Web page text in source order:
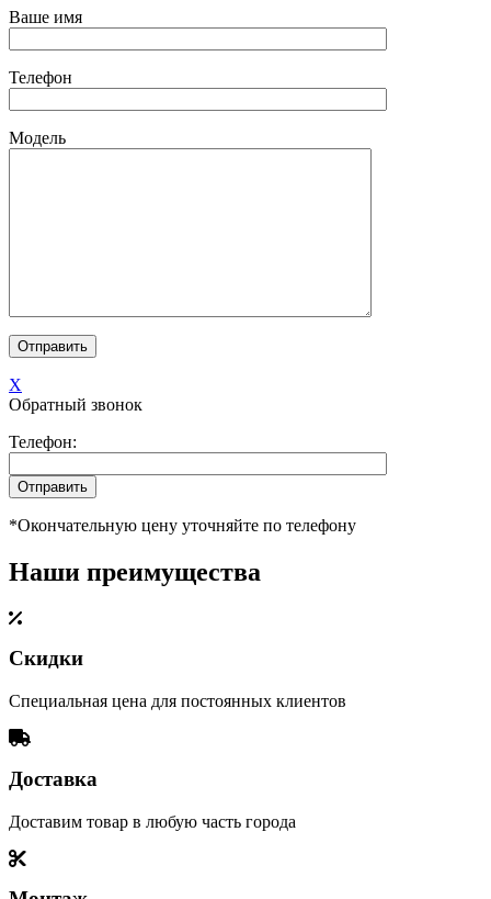
Ваше имя
Телефон
Модель
X
Обратный звонок
Телефон:
*Окончательную цену уточняйте по телефону
Наши преимущества
Скидки
Специальная цена для постоянных клиентов
Доставка
Доставим товар в любую часть города